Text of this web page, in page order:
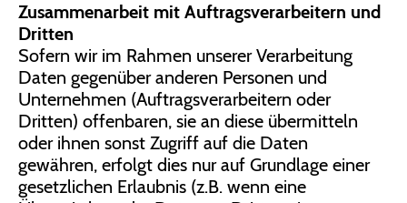
Zusammenarbeit mit Auftragsverarbeitern und
Dritten
Sofern wir im Rahmen unserer Verarbeitung
Daten gegenüber anderen Personen und
Unternehmen (Auftragsverarbeitern oder
Dritten) offenbaren, sie an diese übermitteln
oder ihnen sonst Zugriff auf die Daten
gewähren, erfolgt dies nur auf Grundlage einer
gesetzlichen Erlaubnis (z.B. wenn eine